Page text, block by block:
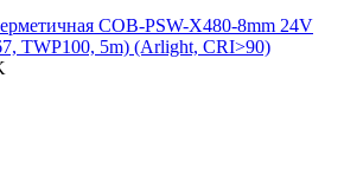
COB-PSW-X480-8mm 24V
TWP100, 5m) (Arlight, CRI>90)